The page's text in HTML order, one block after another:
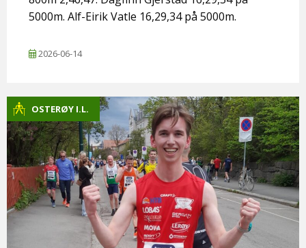
5000m. Alf-Eirik Vatle 16,29,34 på 5000m.
2026-06-14
OSTERØY I.L.